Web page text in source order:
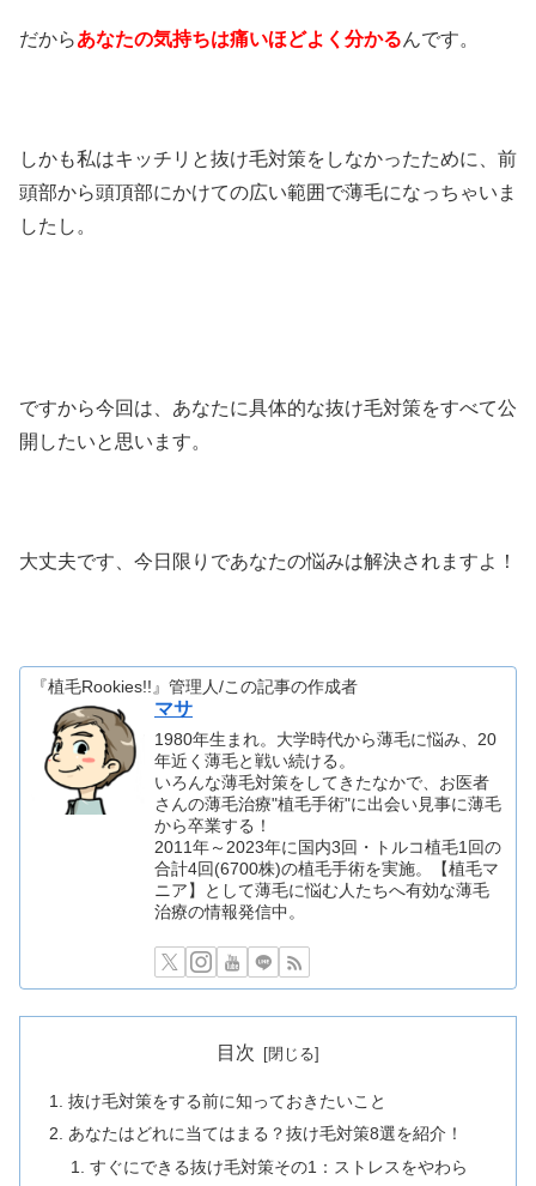
だからあなたの気持ちは痛いほどよく分かるんです。
しかも私はキッチリと抜け毛対策をしなかったために、前
頭部から頭頂部にかけての広い範囲で薄毛になっちゃいま
したし。
ですから今回は、あなたに具体的な抜け毛対策をすべて公
開したいと思います。
大丈夫です、今日限りであなたの悩みは解決されますよ！
『植毛Rookies!!』管理人/この記事の作成者
マサ
1980年生まれ。大学時代から薄毛に悩み、20
年近く薄毛と戦い続ける。
いろんな薄毛対策をしてきたなかで、お医者
さんの薄毛治療"植毛手術"に出会い見事に薄毛
から卒業する！
2011年～2023年に国内3回・トルコ植毛1回の
合計4回(6700株)の植毛手術を実施。【植毛マ
ニア】として薄毛に悩む人たちへ有効な薄毛
治療の情報発信中。
目次
抜け毛対策をする前に知っておきたいこと
あなたはどれに当てはまる？抜け毛対策8選を紹介！
すぐにできる抜け毛対策その1：ストレスをやわら